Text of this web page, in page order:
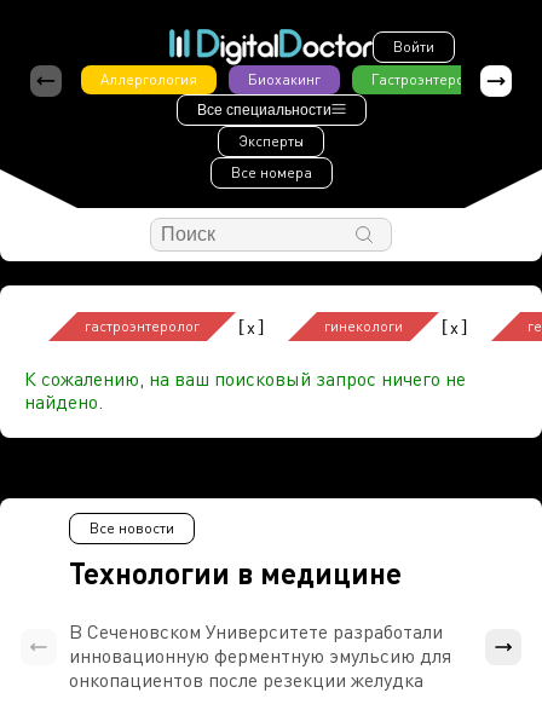
Войти
Аллергология
Биохакинг Гастроэнтерология
Все специальности
Эксперты
Все номера
гастроэнтеролог [x] гинекологи [x]
К сожалению, на ваш поисковый запрос ничего не
найдено.
Технологии в медицине
Все новости
В Сеченовском Университете разработали
инновационную ферментную эмульсию для
онкопациентов после резекции желудка